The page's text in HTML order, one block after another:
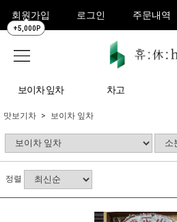
회원가입
+5,000P
로그인 주문내역
보이차 잎차 차고
맛보기차 보이차 잎차
정렬